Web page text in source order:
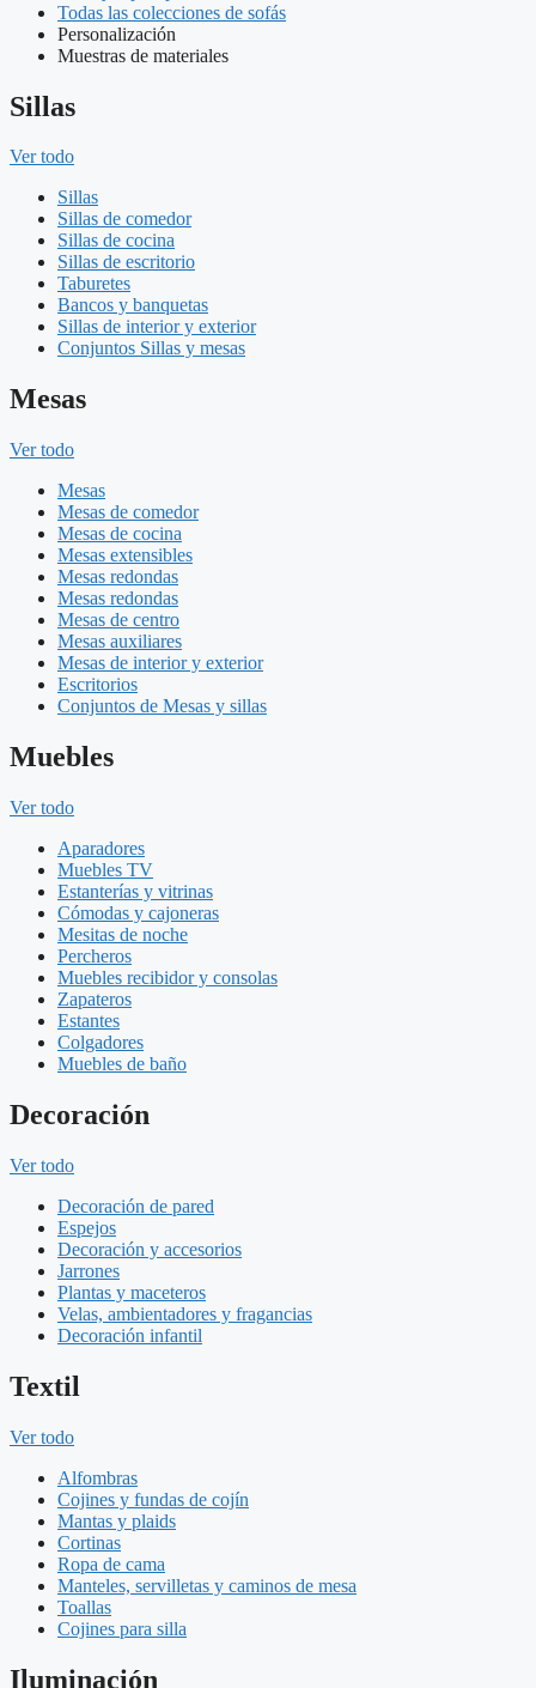
Todas las colecciones de sofás
Personalización
Muestras de materiales
Sillas
Ver todo
Sillas
Sillas de comedor
Sillas de cocina
Sillas de escritorio
Taburetes
Bancos y banquetas
Sillas de interior y exterior
Conjuntos Sillas y mesas
Mesas
Ver todo
Mesas
Mesas de comedor
Mesas de cocina
Mesas extensibles
Mesas redondas
Mesas redondas
Mesas de centro
Mesas auxiliares
Mesas de interior y exterior
Escritorios
Conjuntos de Mesas y sillas
Muebles
Ver todo
Aparadores
Muebles TV
Estanterías y vitrinas
Cómodas y cajoneras
Mesitas de noche
Percheros
Muebles recibidor y consolas
Zapateros
Estantes
Colgadores
Muebles de baño
Decoración
Ver todo
Decoración de pared
Espejos
Decoración y accesorios
Jarrones
Plantas y maceteros
Velas, ambientadores y fragancias
Decoración infantil
Textil
Ver todo
Alfombras
Cojines y fundas de cojín
Mantas y plaids
Cortinas
Ropa de cama
Manteles, servilletas y caminos de mesa
Toallas
Cojines para silla
Iluminación